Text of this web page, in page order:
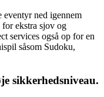
ned igennem
ekstra sjov og
services også op for en
såsom Sudoku,
sikkerhedsniveau.